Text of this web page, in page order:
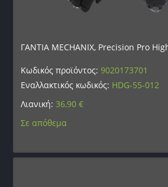
ΓΑΝΤΙΑ MECHANIX, Precision Pro
Κωδικός προϊόντος:9020173701
Εναλλακτικός κωδικός: HDG-55-012
Λιανική: 36,90€
Σε απόθεμα